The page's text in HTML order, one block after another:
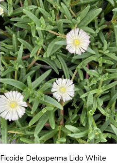
Ficoide Delosperma Lido White